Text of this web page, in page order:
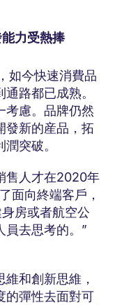
力受熱捧
如今快速消費品
路都已成熟。
考慮。品牌仍然
發新的産品，拓
突破。
售人才在2020年
面向終端客戶，
房或者航空公
員去思考的。”
和創新思維，
的彈性去面對可